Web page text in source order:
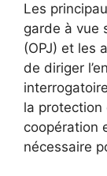
Les
garde à vue
(OPJ) et les
de diriger
la protection
coopération
nécessaire